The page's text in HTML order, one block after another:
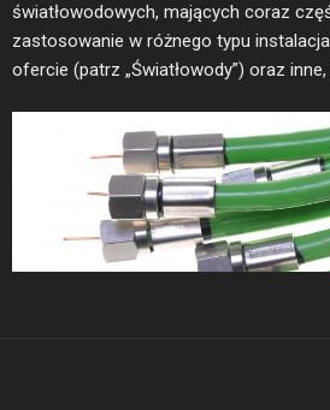
światłowodowych, mających coraz
zastosowanie w różnego typu
ofercie (patrz „Światłowody”) oraz